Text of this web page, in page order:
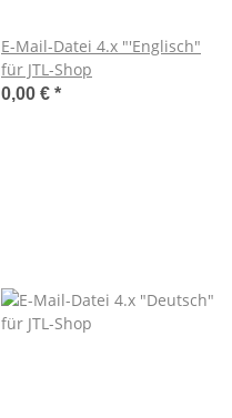
E-Mail-Datei 4.x "'Englisch"
für JTL-Shop
0,00 € *